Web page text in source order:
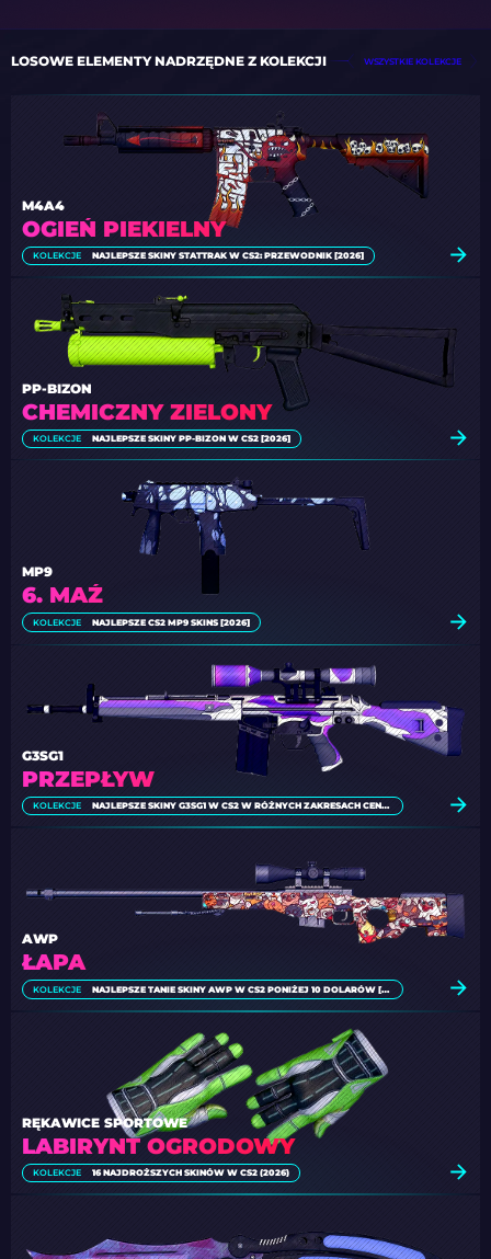
LOSOWE ELEMENTY NADRZĘDNE Z KOLEKCJI WSZYSTKIE KOLEKCJE
OGIEŃ PIEKIELNY
M4A4
KOLEKCJE NAJLEPSZE SKINY STATTRAK W CS2: PRZEWODNIK [2026]
CHEMICZNY ZIELONY
PP-BIZON
KOLEKCJE NAJLEPSZE SKINY PP-BIZON W CS2 [2026]
6. MAŹ
MP9
KOLEKCJE NAJLEPSZE CS2 MP9 SKINS [2026]
PRZEPŁYW
G3SG1
KOLEKCJE NAJLEPSZE SKINY G3SG1 W CS2 W RÓŻNYCH ZAKRESACH CENOWYCH
ŁAPA
AWP
KOLEKCJE NAJLEPSZE TANIE SKINY AWP W CS2 PONIŻEJ 10 DOLARÓW [2026]
LABIRYNT OGRODOWY
RĘKAWICE SPORTOWE
KOLEKCJE 16 NAJDROŻSZYCH SKINÓW W CS2 (2026)